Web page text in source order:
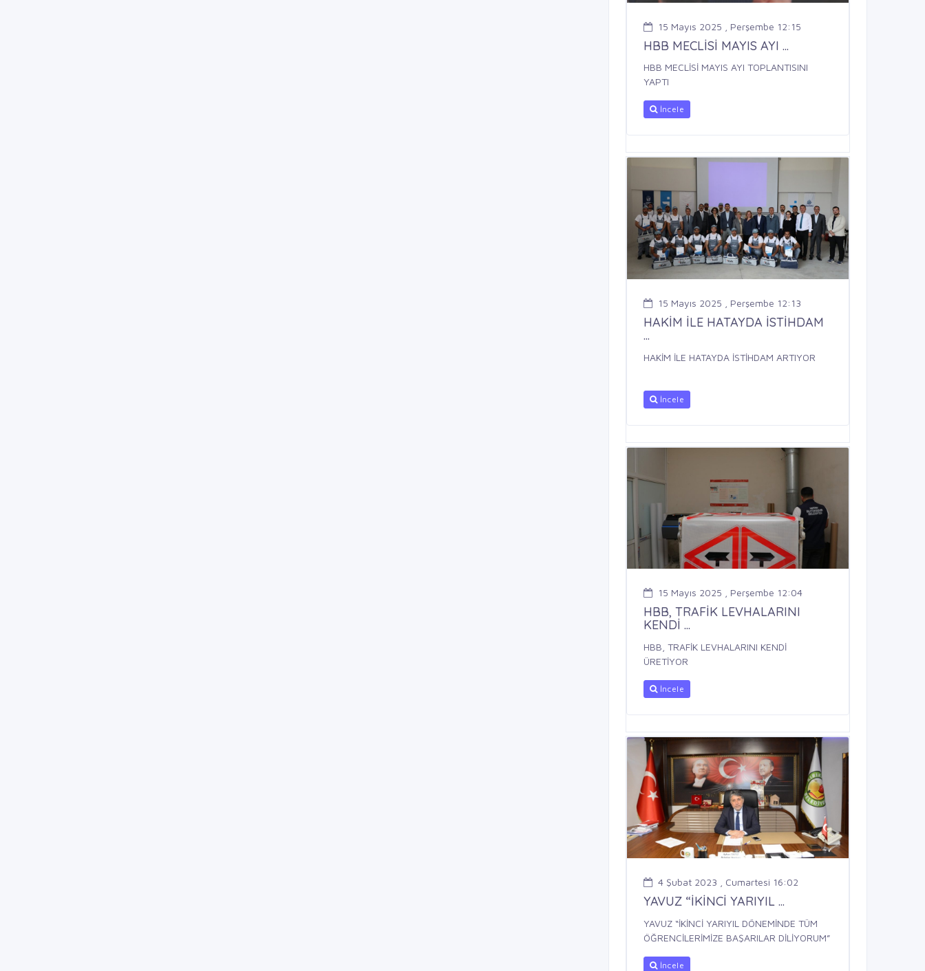
15 Mayıs 2025 , Perşembe 12:15
HBB MECLİSİ MAYIS AYI ...
HBB MECLİSİ MAYIS AYI TOPLANTISINI
YAPTI
İncele
15 Mayıs 2025 , Perşembe 12:13
HAKİM İLE HATAYDA İSTİHDAM
...
HAKİM İLE HATAYDA İSTİHDAM ARTIYOR
İncele
15 Mayıs 2025 , Perşembe 12:04
HBB, TRAFİK LEVHALARINI
KENDİ ...
HBB, TRAFİK LEVHALARINI KENDİ
ÜRETİYOR
İncele
4 Şubat 2023 , Cumartesi 16:02
YAVUZ “İKİNCİ YARIYIL ...
YAVUZ “İKİNCİ YARIYIL DÖNEMİNDE TÜM
ÖĞRENCİLERİMİZE BAŞARILAR DİLİYORUM”
İncele